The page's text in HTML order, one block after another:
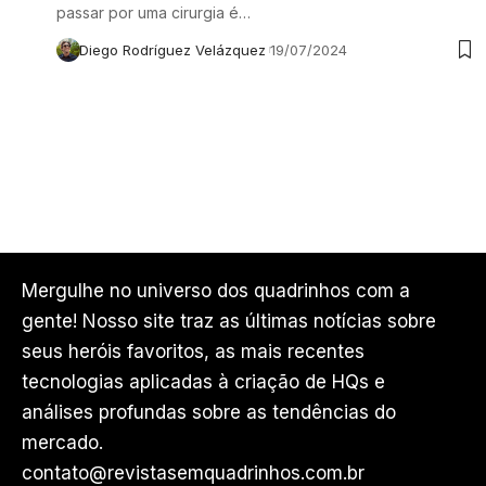
passar por uma cirurgia é…
Diego Rodríguez Velázquez 19/07/2024
Mergulhe no universo dos quadrinhos com a
gente! Nosso site traz as últimas notícias sobre
seus heróis favoritos, as mais recentes
tecnologias aplicadas à criação de HQs e
análises profundas sobre as tendências do
mercado.
contato@revistasemquadrinhos.com.br